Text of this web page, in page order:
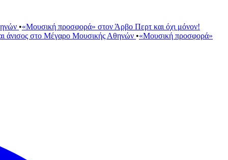
•«Μουσική προσφορά» στον Άρβο Περτ και όχι μόνον!
άνισος στο Μέγαρο Μουσικής Αθηνών •«Μουσική προσφορά»